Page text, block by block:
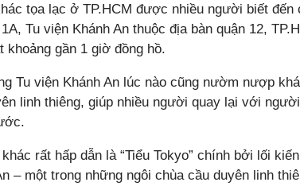
tọa lạc ở TP.HCM được nhiều người biết đến
Tu viện Khánh An thuộc địa bàn quận 12,
khoảng gần 1 giờ đồng hồ.
Tu viện Khánh An lúc nào cũng nườm nượp
linh thiêng, giúp nhiều người quay lại với
rất hấp dẫn là “Tiểu Tokyo” chính bởi lối
– một trong những ngôi chùa cầu duyên linh